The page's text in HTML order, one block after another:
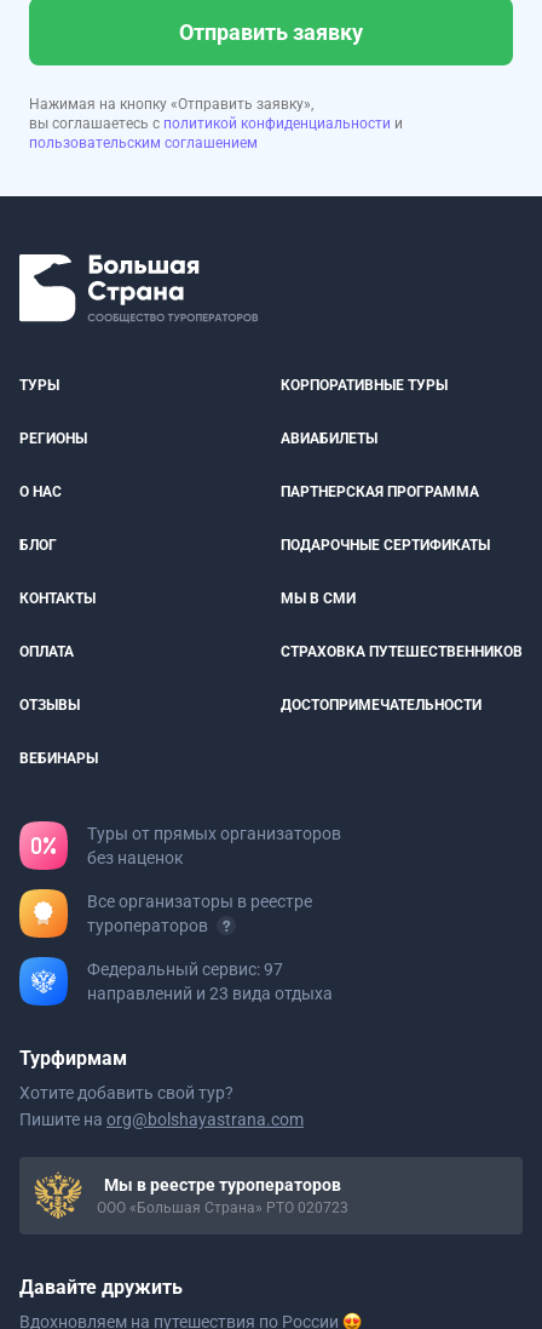
Отправить заявку
Нажимая на кнопку «Отправить заявку»,
вы соглашаетесь с политикой конфиденциальности и
пользовательским соглашением
ТУРЫ КОРПОРАТИВНЫЕ ТУРЫ
РЕГИОНЫ АВИАБИЛЕТЫ
О НАС ПАРТНЕРСКАЯ ПРОГРАММА
БЛОГ ПОДАРОЧНЫЕ СЕРТИФИКАТЫ
КОНТАКТЫ МЫ В СМИ
ОПЛАТА СТРАХОВКА ПУТЕШЕСТВЕННИКОВ
ОТЗЫВЫ ДОСТОПРИМЕЧАТЕЛЬНОСТИ
ВЕБИНАРЫ
Туры от прямых организаторов
без наценок
Все организаторы в реестре
туроператоров
Федеральный сервис: 97
направлений и 23 вида отдыха
Турфирмам
Хотите добавить свой тур?
Пишите на org@bolshayastrana.com
Мы в реестре туроператоров
ООО «Большая Страна» РТО 020723
Давайте дружить
Вдохновляем на путешествия по России